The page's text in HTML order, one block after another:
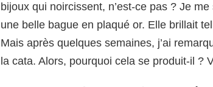
bijoux qui noircissent, n’est-ce pas ? Je
une belle bague en plaqué or. Elle brillait
Mais après quelques semaines, j’ai
la cata. Alors, pourquoi cela se produit-il ?